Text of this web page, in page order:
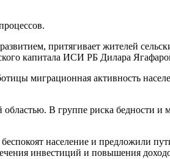
притягивает жителей
капитала ИСИ РБ Дилара
миграционная активность
В группе риска бедности и
население и предложили
инвестиций и повышения